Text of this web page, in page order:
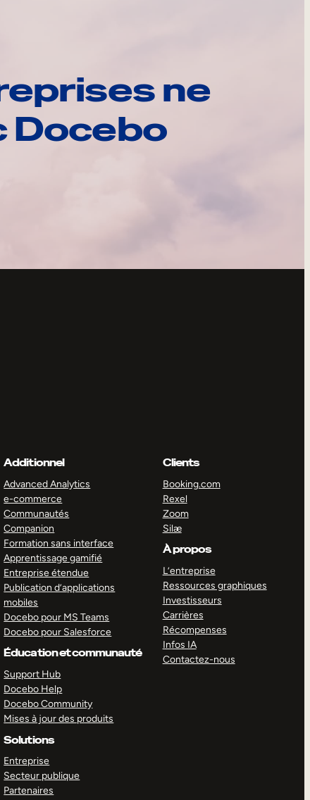
ne
Docebo
Additionnel
Advanced Analytics
e-commerce
Communautés
Companion
Formation sans interface
Apprentissage gamifié
Entreprise étendue
Publication d’applications
mobiles
Docebo pour MS Teams
Docebo pour Salesforce
Éducation et communauté
Support Hub
Docebo Help
Docebo Community
Mises à jour des produits
Solutions
Entreprise
Secteur publique
Partenaires
Clients
Booking.com
Rexel
Zoom
Silæ
À propos
L’entreprise
Ressources graphiques
Investisseurs
Carrières
Récompenses
Infos IA
Contactez-nous